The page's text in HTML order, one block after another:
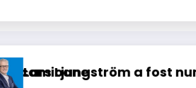
a fost numit director